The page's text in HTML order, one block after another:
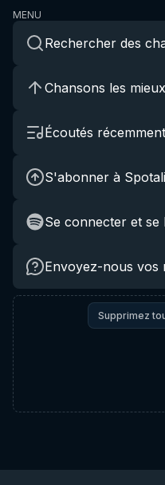
MENU
Rechercher des
Chansons les
Écoutés récemment
S'abonner à
Se connecter et
Envoyez-nous vos
Supprimez